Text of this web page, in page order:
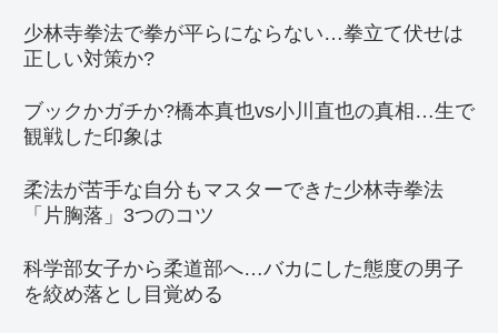
少林寺拳法で拳が平らにならない…拳立て伏せは
正しい対策か?
ブックかガチか?橋本真也vs小川直也の真相…生で
観戦した印象は
柔法が苦手な自分もマスターできた少林寺拳法
「片胸落」3つのコツ
科学部女子から柔道部へ…バカにした態度の男子
を絞め落とし目覚める